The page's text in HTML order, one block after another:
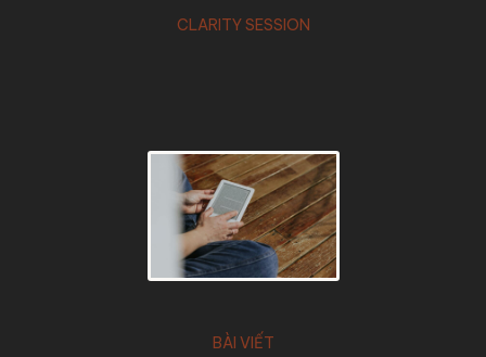
CLARITY SESSION
BÀI VIẾT